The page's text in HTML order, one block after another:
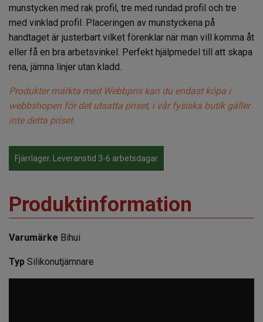
munstycken med rak profil, tre med rundad profil och tre
med vinklad profil. Placeringen av munstyckena på
handtaget är justerbart vilket förenklar när man vill komma åt
eller få en bra arbetsvinkel. Perfekt hjälpmedel till att skapa
rena, jämna linjer utan kladd.
Produkter märkta med Webbpris kan du endast köpa i
webbshopen för det utsatta priset, i vår fysiska butik gäller
inte detta priset.
Fjärrlager. Leveranstid 3-6 arbetsdagar
Produktinformation
Varumärke Bihui
Typ Silikonutjämnare